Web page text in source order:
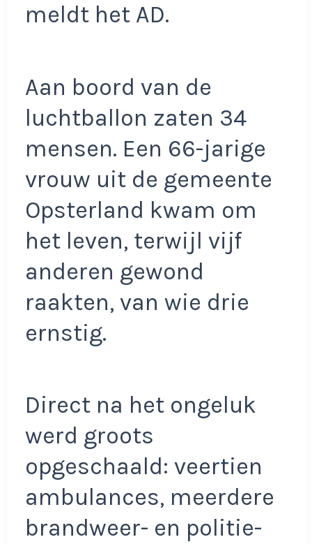
meldt het AD.
Aan boord van de
luchtballon zaten 34
mensen. Een 66-jarige
vrouw uit de gemeente
Opsterland kwam om
het leven, terwijl vijf
anderen gewond
raakten, van wie drie
ernstig.
Direct na het ongeluk
werd groots
opgeschaald: veertien
ambulances, meerdere
brandweer- en politie-